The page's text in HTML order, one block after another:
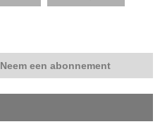
Neem een abonnement